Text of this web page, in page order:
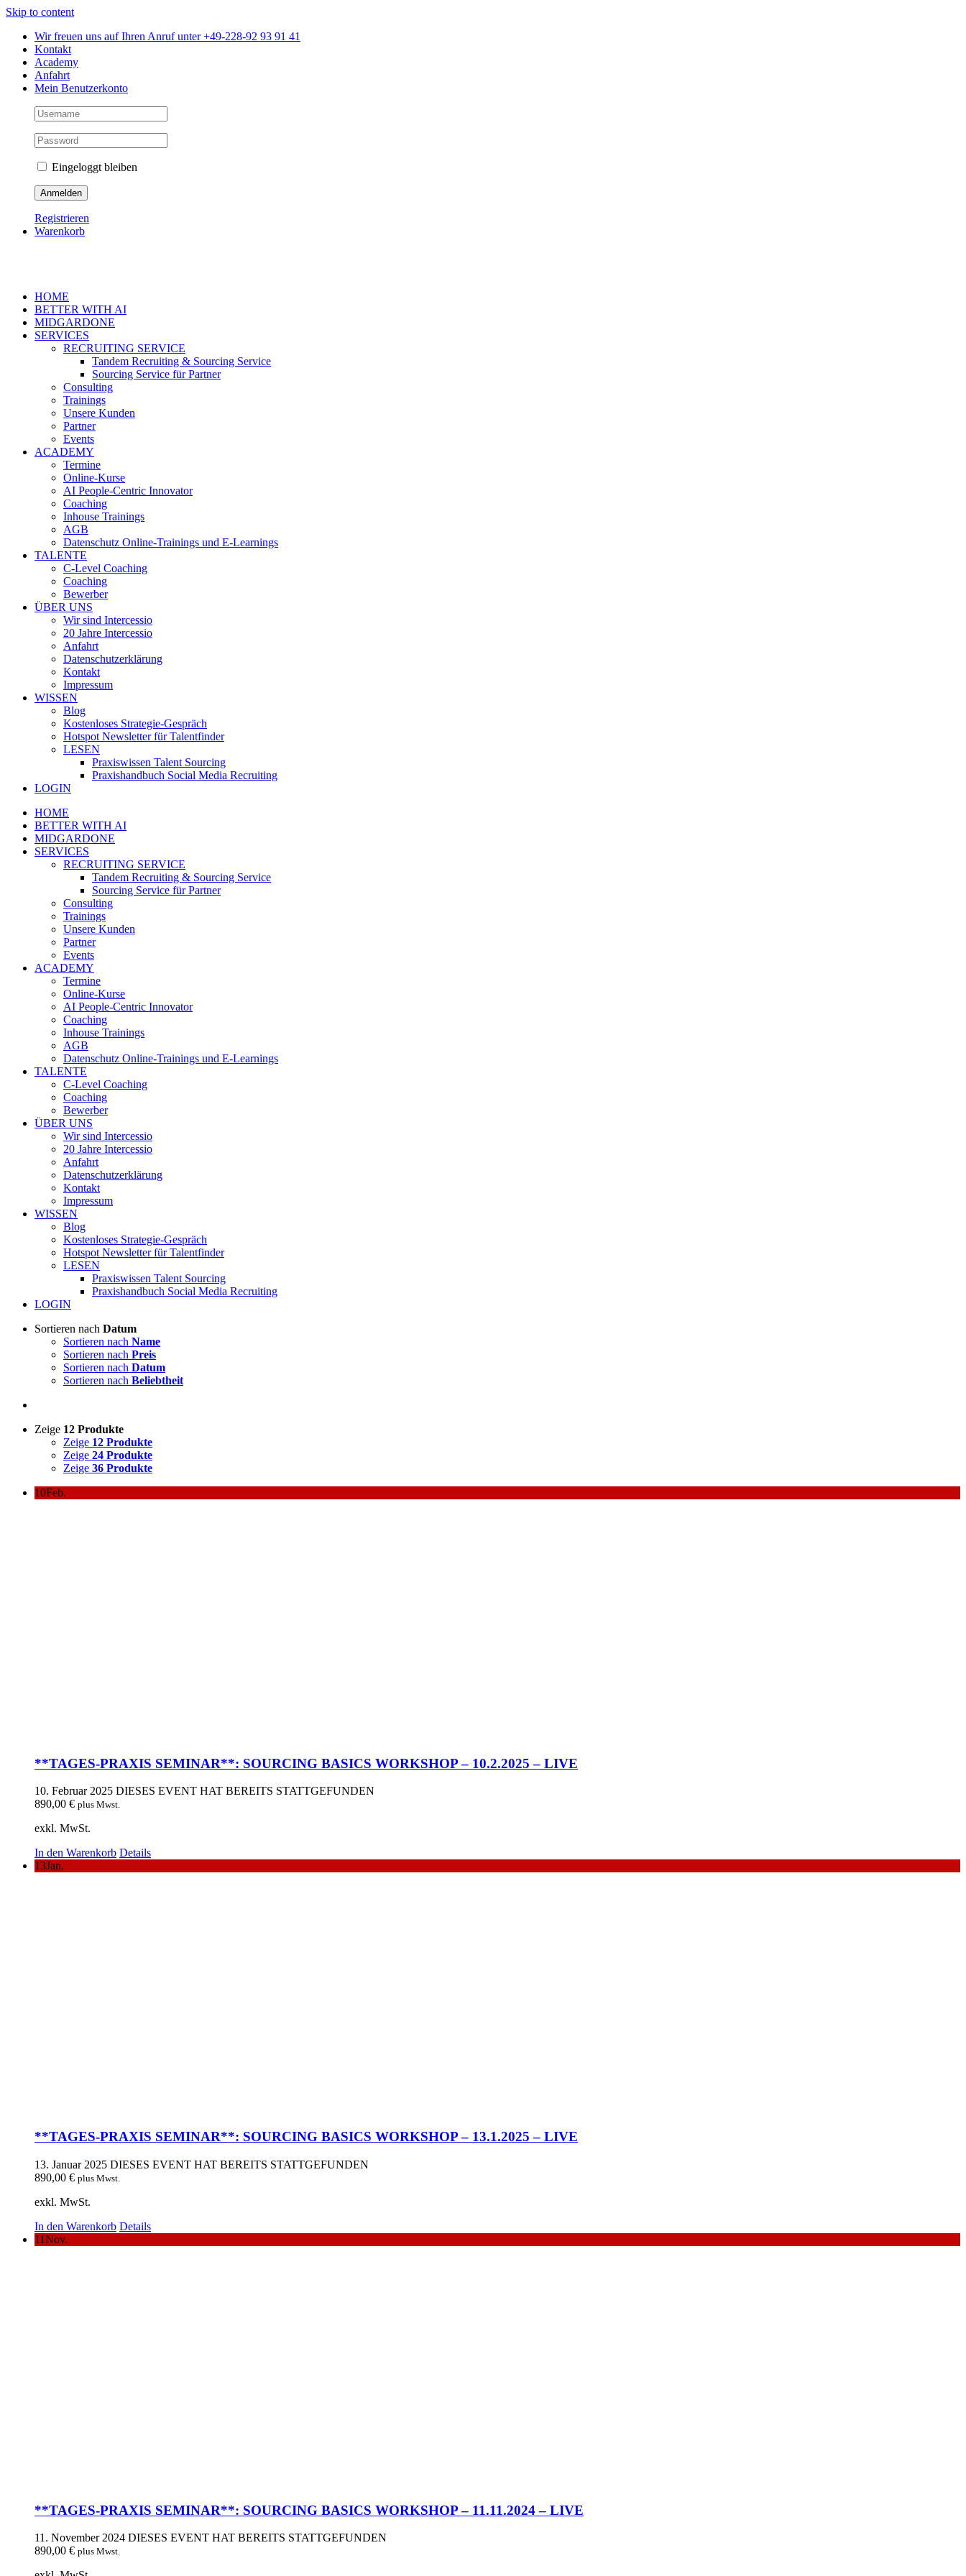
Skip to content
Wir freuen uns auf Ihren Anruf unter +49-228-92 93 91 41
Kontakt
Academy
Anfahrt
Mein Benutzerkonto
Eingeloggt bleiben
Registrieren
Warenkorb
HOME
BETTER WITH AI
MIDGARDONE
SERVICES
RECRUITING SERVICE
Tandem Recruiting & Sourcing Service
Sourcing Service für Partner
Consulting
Trainings
Unsere Kunden
Partner
Events
ACADEMY
Termine
Online-Kurse
AI People-Centric Innovator
Coaching
Inhouse Trainings
AGB
Datenschutz Online-Trainings und E-Learnings
TALENTE
C-Level Coaching
Coaching
Bewerber
ÜBER UNS
Wir sind Intercessio
20 Jahre Intercessio
Anfahrt
Datenschutzerklärung
Kontakt
Impressum
WISSEN
Blog
Kostenloses Strategie-Gespräch
Hotspot Newsletter für Talentfinder
LESEN
Praxiswissen Talent Sourcing
Praxishandbuch Social Media Recruiting
LOGIN
HOME
BETTER WITH AI
MIDGARDONE
SERVICES
RECRUITING SERVICE
Tandem Recruiting & Sourcing Service
Sourcing Service für Partner
Consulting
Trainings
Unsere Kunden
Partner
Events
ACADEMY
Termine
Online-Kurse
AI People-Centric Innovator
Coaching
Inhouse Trainings
AGB
Datenschutz Online-Trainings und E-Learnings
TALENTE
C-Level Coaching
Coaching
Bewerber
ÜBER UNS
Wir sind Intercessio
20 Jahre Intercessio
Anfahrt
Datenschutzerklärung
Kontakt
Impressum
WISSEN
Blog
Kostenloses Strategie-Gespräch
Hotspot Newsletter für Talentfinder
LESEN
Praxiswissen Talent Sourcing
Praxishandbuch Social Media Recruiting
LOGIN
Sortieren nach Datum
Sortieren nach Name
Sortieren nach Preis
Sortieren nach Datum
Sortieren nach Beliebtheit
Zeige 12 Produkte
Zeige 12 Produkte
Zeige 24 Produkte
Zeige 36 Produkte
10Feb.
**TAGES-PRAXIS SEMINAR**: SOURCING BASICS WORKSHOP – 10.2.2025 – LIVE
10. Februar 2025 DIESES EVENT HAT BEREITS STATTGEFUNDEN
890,00 € plus Mwst.
exkl. MwSt.
In den Warenkorb Details
13Jan.
**TAGES-PRAXIS SEMINAR**: SOURCING BASICS WORKSHOP – 13.1.2025 – LIVE
13. Januar 2025 DIESES EVENT HAT BEREITS STATTGEFUNDEN
890,00 € plus Mwst.
exkl. MwSt.
In den Warenkorb Details
11Nov.
**TAGES-PRAXIS SEMINAR**: SOURCING BASICS WORKSHOP – 11.11.2024 – LIVE
11. November 2024 DIESES EVENT HAT BEREITS STATTGEFUNDEN
890,00 € plus Mwst.